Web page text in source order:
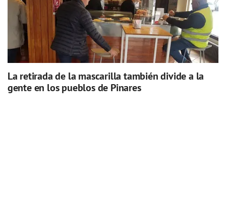
La retirada de la mascarilla también divide a la
gente en los pueblos de Pinares